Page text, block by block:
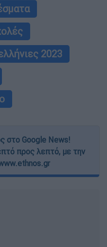
2023
στο Google News!
προς λεπτό, με την